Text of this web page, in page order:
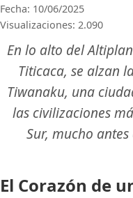
Fecha: 10/06/2025
Visualizaciones: 2.090
En lo alto del
Titicaca, se alzan
Tiwanaku, una
las civilizaciones
Sur, mucho
El Corazón de